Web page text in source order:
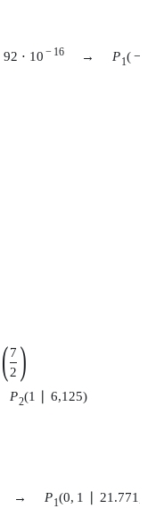
92 ⋅ 10 − 16 → P1( −
(7
2 )
P2(1 6,125)
→ P1(0, 1 21.771